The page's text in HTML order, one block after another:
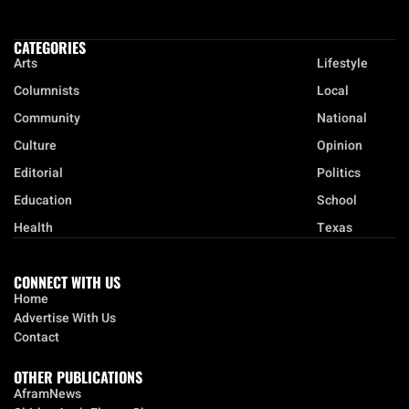
CATEGORIES
Arts
Columnists
Community
Culture
Editorial
Education
Health
Lifestyle
Local
National
Opinion
Politics
School
Texas
CONNECT WITH US
Home
Advertise With Us
Contact
OTHER PUBLICATIONS
AframNews